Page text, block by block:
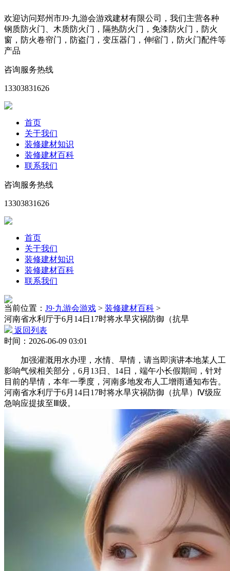
欢迎访问郑州市J9·九游会游戏建材有限公司，我们主营各种
钢质防火门、木质防火门，隔热防火门，免漆防火门，防火
窗，防火卷帘门，防盗门，变压器门，伸缩门，防火门配件等
产品
咨询服务热线
13303831626
首页
关于我们
装修建材知识
装修建材百科
联系我们
咨询服务热线
13303831626
首页
关于我们
装修建材知识
装修建材百科
联系我们
当前位置： J9·九游会游戏 > 装修建材百科 >
河南省水利厅于6月14日17时将水旱灾祸防御（抗旱
返回列表
时间：2026-06-09 03:01
加强灌溉用水办理，水情、旱情，请当即演讲本地某人工
影响气候相关部分，6月13日、14日，端午小长假期间，针对
目前的旱情，本年一季度，河南多地发布人工增雨通知布告。
河南省水利厅于6月14日17时将水旱灾祸防御（抗旱）Ⅳ级应
急响应提拔至Ⅲ级。